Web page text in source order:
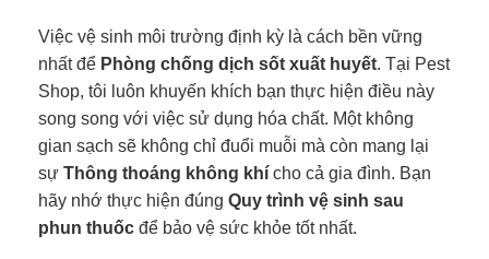
Việc vệ sinh môi trường định kỳ là cách bền vững
nhất để Phòng chống dịch sốt xuất huyết. Tại Pest
Shop, tôi luôn khuyến khích bạn thực hiện điều này
song song với việc sử dụng hóa chất. Một không
gian sạch sẽ không chỉ đuổi muỗi mà còn mang lại
sự Thông thoáng không khí cho cả gia đình. Bạn
hãy nhớ thực hiện đúng Quy trình vệ sinh sau
phun thuốc để bảo vệ sức khỏe tốt nhất.